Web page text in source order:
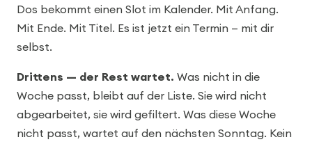
Dos bekommt einen Slot im Kalender. Mit Anfang.
Mit Ende. Mit Titel. Es ist jetzt ein Termin — mit dir
selbst.
Drittens — der Rest wartet. Was nicht in die
Woche passt, bleibt auf der Liste. Sie wird nicht
abgearbeitet, sie wird gefiltert. Was diese Woche
nicht passt, wartet auf den nächsten Sonntag. Kein